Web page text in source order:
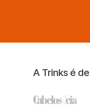
A Trinks é